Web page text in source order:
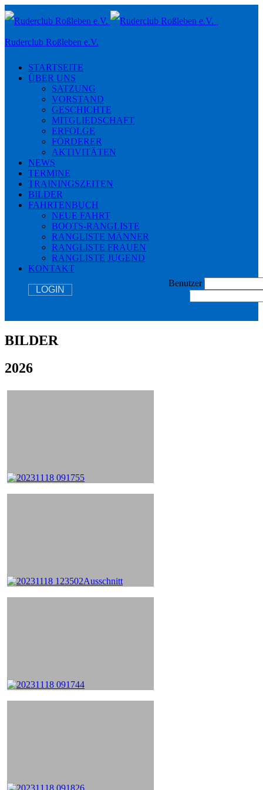
Toggle
navigation
Ruderclub Roßleben e.V.
STARTSEITE
ÜBER UNS
SATZUNG
VORSTAND
GESCHICHTE
MITGLIEDSCHAFT
ERFOLGE
FÖRDERER
AKTIVITÄTEN
NEWS
TERMINE
TRAININGSZEITEN
BILDER
FAHRTENBUCH
NEUE FAHRT
BOOTS-RANGLISTE
RANGLISTE MÄNNER
RANGLISTE FRAUEN
RANGLISTE JUGEND
KONTAKT
LOGIN
Benutzer
BILDER
2026